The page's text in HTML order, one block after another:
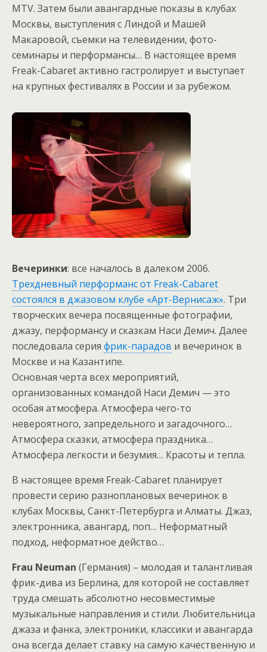
MTV. Затем были авангардные показы в клубах
Москвы, выступления с Линдой и Машей
Макаровой, съемки на телевидении, фото-
семинары и перформансы… В настоящее время
Freak-Cabaret активно гастролирует и выступает
на крупных фестивалях в России и за рубежом.
Вечеринки: все началось в далеком 2006.
Трехдневный перформанс от Freak-Cabaret
состоялся в джазовом клубе «Арт-Вернисаж». Три
творческих вечера посвященные фотографии,
джазу, перформансу и сказкам Наси Демич. Далее
последовала серия фрик-парадов и вечеринок в
Москве и на Казантипе.
Основная черта всех мероприятий,
организованных командой Наси Демич — это
особая атмосфера. Атмосфера чего-то
невероятного, запредельного и загадочного…
Атмосфера сказки, атмосфера праздника…
Атмосфера легкости и безумия… Красоты и тепла.
В настоящее время Freak-Cabaret планирует
провести серию разноплановых вечеринок в
клубах Москвы, Санкт-Петербурга и Алматы. Джаз,
электронника, авангард, поп… Неформатный
подход, неформатное действо…
Frau Neuman (Германия) – молодая и талантливая
фрик-дива из Берлина, для которой не составляет
труда смешать абсолютно несовместимые
музыкальные направления и стили. Любительница
джаза и фанка, электроники, классики и авангарда
она всегда делает ставку на самую качественную и